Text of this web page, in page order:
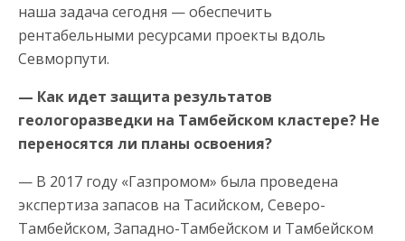
наша задача сегодня — обеспечить
рентабельными ресурсами проекты вдоль
Севморпути.
— Как идет защита результатов
геологоразведки на Тамбейском кластере? Не
переносятся ли планы освоения?
— В 2017 году «Газпромом» была проведена
экспертиза запасов на Тасийском, Северо-
Тамбейском, Западно-Тамбейском и Тамбейском